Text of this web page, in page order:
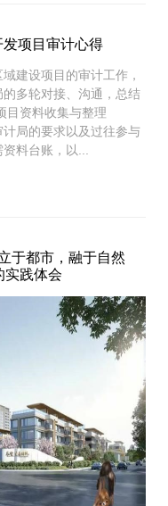
发项目审计心得
建设项目的审计工作，
多轮对接、沟通，总结
目资料收集与整理
局的要求以及过往参与
料台账，以...
于都市，融于自然
践体会